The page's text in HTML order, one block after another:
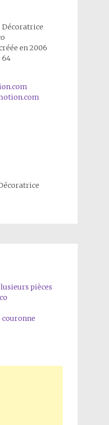
Décoratrice
en 2006
64
pièces
couronne